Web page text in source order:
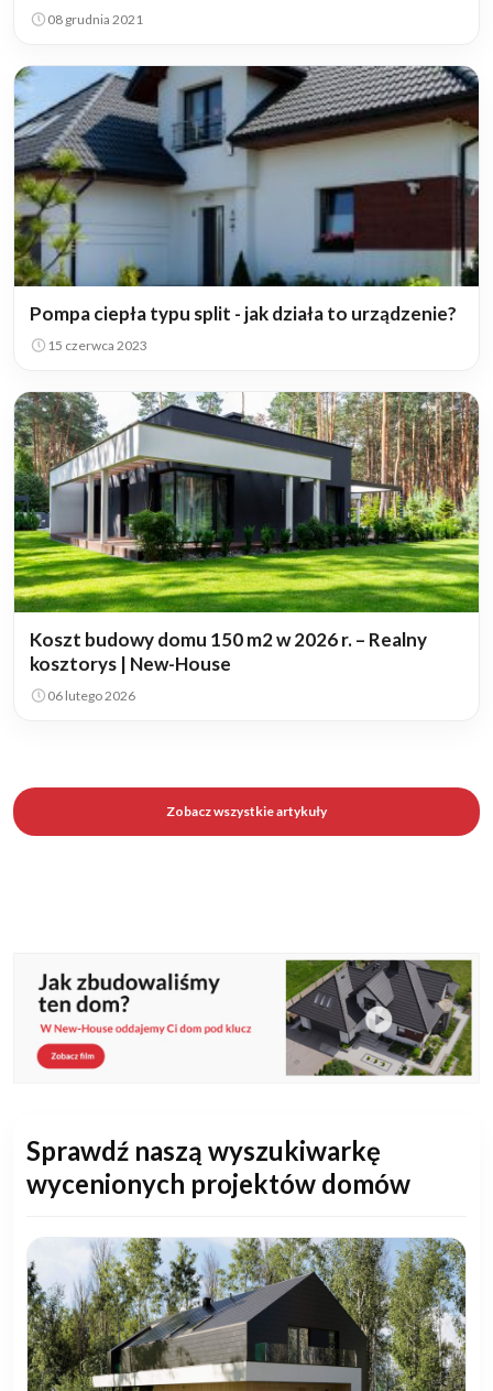
08 grudnia 2021
Pompa ciepła typu split - jak działa to urządzenie?
15 czerwca 2023
Koszt budowy domu 150 m2 w 2026 r. – Realny
kosztorys | New-House
06 lutego 2026
Zobacz wszystkie artykuły
Sprawdź naszą wyszukiwarkę
wycenionych projektów domów